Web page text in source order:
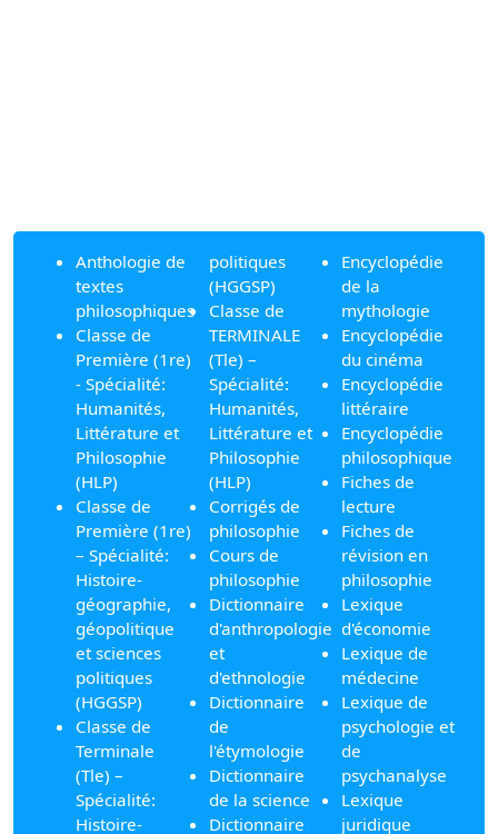
Anthologie de
textes
philosophiques
Classe de
Première (1re)
- Spécialité:
Humanités,
Littérature et
Philosophie
(HLP)
Classe de
Première (1re)
– Spécialité:
Histoire-
géographie,
géopolitique
et sciences
politiques
(HGGSP)
Classe de
Terminale
(Tle) –
Spécialité:
Histoire-
politiques
(HGGSP)
Classe de
TERMINALE
(Tle) –
Spécialité:
Humanités,
Littérature et
Philosophie
(HLP)
Corrigés de
philosophie
Cours de
philosophie
Dictionnaire
d'anthropologie
et
d'ethnologie
Dictionnaire
de
l'étymologie
Dictionnaire
de la science
Dictionnaire
Encyclopédie
de la
mythologie
Encyclopédie
du cinéma
Encyclopédie
littéraire
Encyclopédie
philosophique
Fiches de
lecture
Fiches de
révision en
philosophie
Lexique
d'économie
Lexique de
médecine
Lexique de
psychologie et
de
psychanalyse
Lexique
juridique